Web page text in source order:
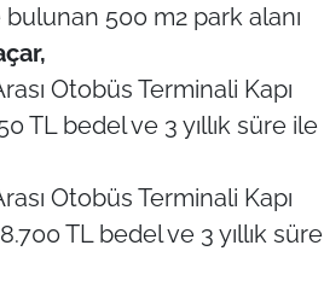
500 m2 park alanı
Otobüs Terminali Kapı
TL bedel ve 3 yıllık süre ile
Otobüs Terminali Kapı
TL bedel ve 3 yıllık süre